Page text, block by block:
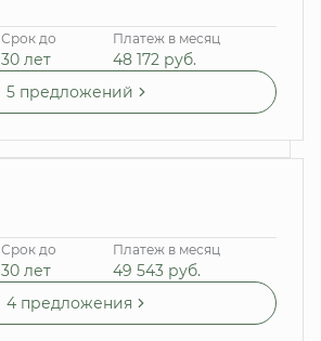
Срок до
30 лет
Платеж в месяц
48 172 руб.
5 предложений
Срок до
30 лет
Платеж в месяц
49 543 руб.
4 предложения